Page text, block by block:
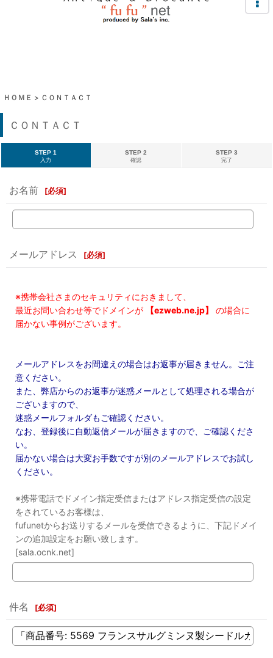
ＨＯＭＥ > ＣＯＮＴＡＣＴ
ＣＯＮＴＡＣＴ
STEP 1
入力
STEP 2
確認
STEP 3
完了
お名前 [必須]
メールアドレス [必須]
※携帯会社さまのセキュリティにおきまして、
最近お問い合わせ等でドメインが
【ezweb.ne.jp】
の場合に
届かない事例がございます。
メールアドレスをお間違えの場合はお返事が届きません。ご注
意ください。
また、弊店からのお返事が迷惑メールとして処理される場合が
ございますので、
迷惑メールフォルダもご確認ください。
なお、登録後に自動返信メールが届きますので、ご確認くださ
い。
届かない場合は大変お手数ですが別のメールアドレスでお試し
ください。
※携帯電話でドメイン指定受信またはアドレス指定受信の設定
をされているお客様は、
fufunetからお送りするメールを受信できるように、下記ドメイ
ンの追加設定をお願い致します。
[sala.ocnk.net]
件名 [必須]